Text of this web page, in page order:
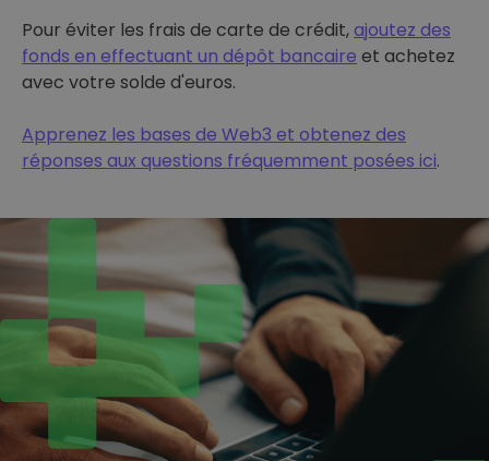
Pour éviter les frais de carte de crédit,ajoutez des
fonds en effectuant un dépôt bancaire et achetez
avec votre solde d'euros.
Apprenez les bases de Web3 et obtenez des
réponses aux questions fréquemment posées ici.